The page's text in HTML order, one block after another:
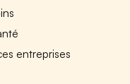
entreprises